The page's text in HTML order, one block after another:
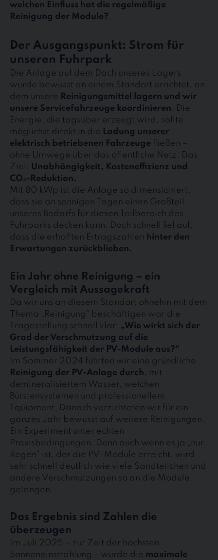
welchen Einfluss hat die regelmäßige
Reinigung der Module?
Der Ausgangspunkt: Strom für
unseren Fuhrpark
Die Anlage auf dem Dach unseres Lagers
wurde bewusst an einem Standort errichtet, an
dem unsere
Reinigungsmittel lagern und wir
unsere Servicefahrzeuge koordinieren . Die
Energie, die tagsüber erzeugt wird, sollte
möglichst direkt in die
Ladung unserer
elektrisch betriebenen Fahrzeuge fließen –
ohne Umwege über das öffentliche Netz. Das
Ziel: Unabhängigkeit, Kosteneffizienz und
CO₂-Reduktion.
Mit 80 kWp ist die Anlage so dimensioniert,
dass sie an sonnigen Tagen einen Großteil
unseres Bedarfs für diesen Teilbereich des
Fuhrparks decken kann. Doch schnell fiel auf,
dass die erhofften Ertragszahlen hinter den
Erwartungen zurückblieben.
Ein Jahr ohne Reinigung – ein
Vergleich mit Aussagekraft
Da wir uns an diesem Standort ohnehin mit dem
Thema „Reinigung“ beschäftigen war die
Fragestellung schnell klar: „Wie wirkt sich der
Grad der Verschmutzung auf die
Leistungsfähigkeit der PV-Module aus?“
Im Sommer 2024 führten wir eine gründliche
Reinigung der PV-Anlage durch, mit
demineralisiertem Wasser, weichen
Bürstensystemen und professionellem
Equipment. Danach verzichteten wir für ein
ganzes Jahr bewusst auf weitere Reinigungen.
Ein Experiment unter echten
Praxisbedingungen. Denn auch wenn es ja „nur
Regen“ ist, der die PV-Module erreicht, wird
sehr schnell deutlich wie viele Sandteilchen und
andere Verschmutzungen so an die Module
gelangen.
Das Ergebnis sind Zahlen die
überzeugen
Im Juli 2025 – zur Zeit der höchsten
Sonneneinstrahlung – wurde die maximale